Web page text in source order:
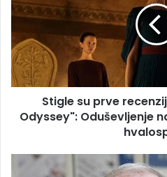
recenzije
za
"The
Odyssey":
Oduševljenje
premijere,
hvalospjevi
Stigle su prve
Odyssey": Oduševljenje
Idejni